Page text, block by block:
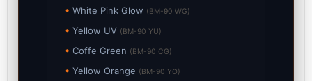
• White Pink Glow (BM-90 WG)
• Yellow UV (BM-90 YU)
• Coffe Green (BM-90 CG)
• Yellow Orange (BM-90 YO)